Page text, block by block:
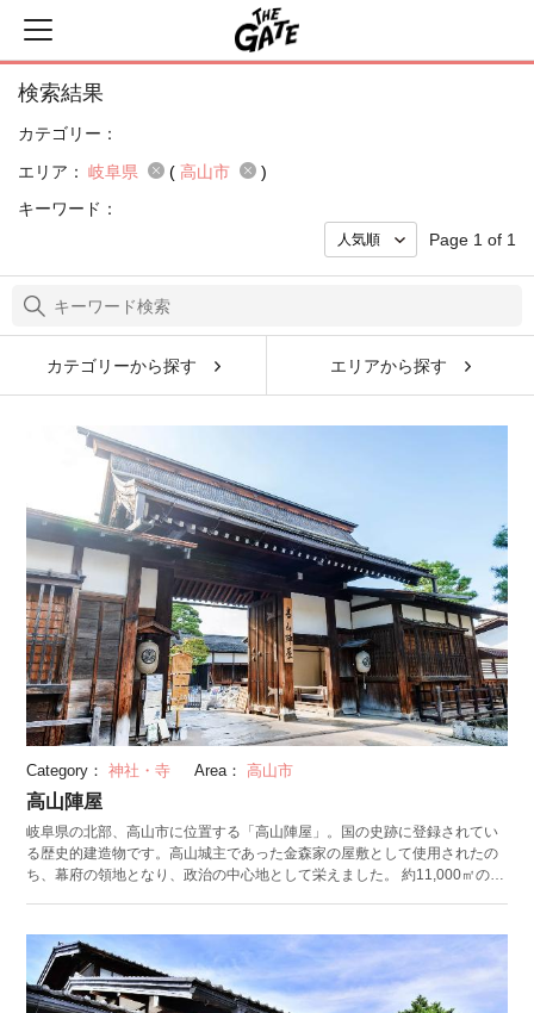
検索結果
カテゴリー：
エリア： 岐阜県 ( 高山市
)
キーワード：
Page 1 of 1
カテゴリーから探す エリアから探す
Category： 神社・寺 Area： 高山市
高山陣屋
岐阜県の北部、高山市に位置する「高山陣屋」。国の史跡に登録されてい
る歴史的建造物です。高山城主であった金森家の屋敷として使用されたの
ち、幕府の領地となり、政治の中心地として栄えました。 約11,000㎡の敷
様は、当時から縁起物とされる青海波（せいがいは）。江戸時代から陣屋
に根付く、縁起を担ぐ習慣が見られます。また、館内には150匹のうさぎ
の装飾が施されているそう。訪れた際はぜひ数えてみてくださいね。 周辺
では、日本三大朝市に数えられる「宮川朝市」が開催されています。ほぼ